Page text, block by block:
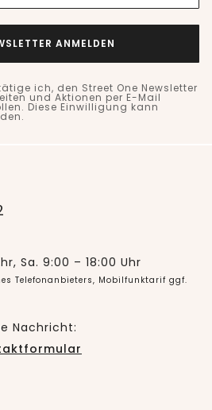
ANMELDEN
ich, den Street One Newsletter
und Aktionen per E-Mail
Diese Einwilligung kann
Sa. 9:00 – 18:00 Uhr
Telefonanbieters, Mobilfunktarif ggf.
Nachricht: